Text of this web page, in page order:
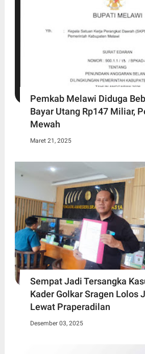
Pemkab Melawi Diduga
Bayar Utang Rp147 Miliar,
Mewah
Maret 21, 2025
Sempat Jadi Tersangka
Kader Golkar Sragen Lolos
Lewat Praperadilan
Desember 03, 2025